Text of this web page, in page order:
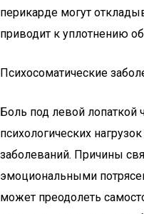
перикарде могут
приводит к уплотнению
Психосоматические
Боль под левой лопаткой
психологических
заболеваний. Причины
эмоциональными
может преодолеть